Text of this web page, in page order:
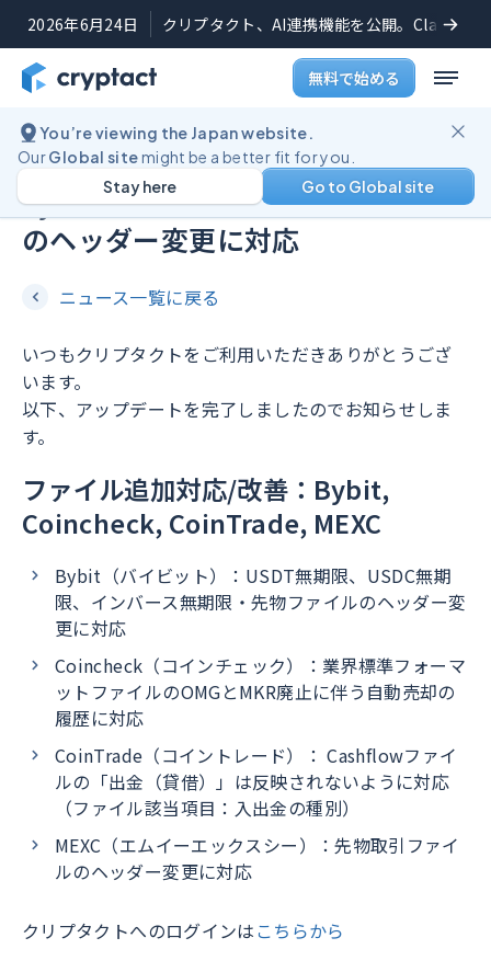
2026年6月24日 クリプタクト、AI連携機能を公開。Claude
無料で始める
You’re viewing the Japan website.
OurGlobal sitemight be a better fit for you.
Go to Global site
Stay here
機能アップデート
Bybit、MEXCの先物取引ファイル
のヘッダー変更に対応
ニュース一覧に戻る
いつもクリプタクトをご利用いただきありがとうござ
います。
以下、アップデートを完了しましたのでお知らせしま
す。
ファイル追加対応/改善：Bybit,
Coincheck, CoinTrade, MEXC
Bybit（バイビット）：USDT無期限、USDC無期
限、インバース無期限・先物ファイルのヘッダー変
更に対応
Coincheck（コインチェック）：業界標準フォーマ
ットファイルのOMGとMKR廃止に伴う自動売却の
履歴に対応
CoinTrade（コイントレード）： Cashflowファイ
ルの「出金（貸借）」は反映されないように対応
（ファイル該当項目：入出金の種別）
MEXC（エムイーエックスシー）：先物取引ファイ
ルのヘッダー変更に対応
クリプタクトへのログインは こちらから